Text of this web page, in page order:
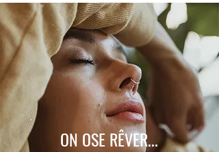
ON OSE RÊVER...